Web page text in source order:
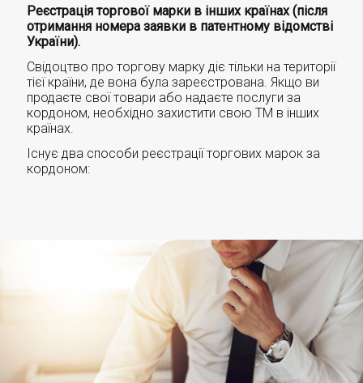
Реєстрація торгової марки в інших країнах (після
отримання номера заявки в патентному відомстві
України).
Свідоцтво про торгову марку діє тільки на території
тієї країни, де вона була зареєстрована. Якщо ви
продаєте свої товари або надаєте послуги за
кордоном, необхідно захистити свою ТМ в інших
країнах.
Існує два способи реєстрації торгових марок за
кордоном: